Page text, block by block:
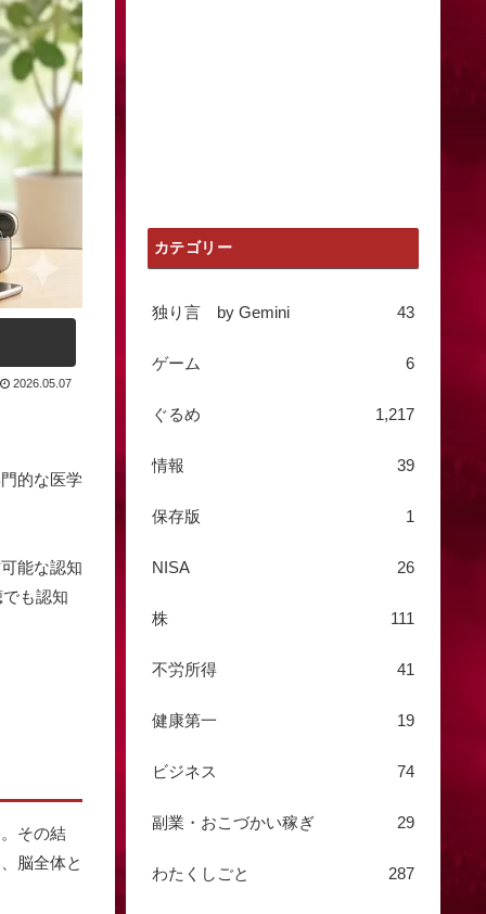
2026.05.07
的な医学
能な認知
も認知
その結
脳全体と
カテゴリー
独り言 by Gemini 43
ゲーム 6
ぐるめ 1,217
情報 39
保存版 1
NISA 26
株 111
不労所得 41
健康第一 19
ビジネス 74
副業・おこづかい稼ぎ 29
わたくしごと 287